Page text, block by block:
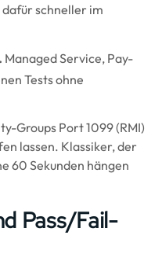
dafür schneller im
Managed Service, Pay-
Tests ohne
Groups Port 1099 (RMI)
lassen. Klassiker, der
60 Sekunden hängen
Pass/Fail-